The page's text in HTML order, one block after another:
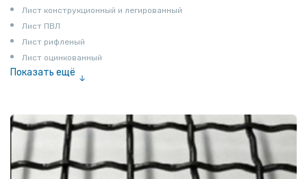
Лист конструкционный и легированный
Лист ПВЛ
Лист рифленый
Лист оцинкованный
Показать ещё